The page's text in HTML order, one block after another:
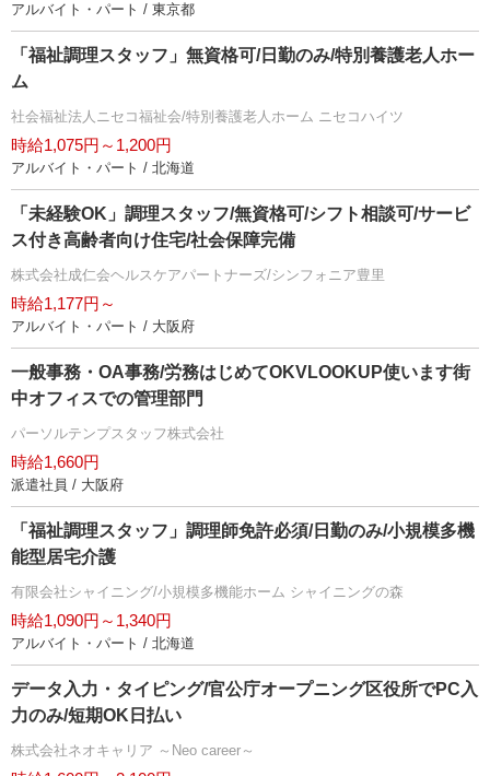
アルバイト・パート / 東京都
「福祉調理スタッフ」無資格可/日勤のみ/特別養護老人ホー
ム
社会福祉法人ニセコ福祉会/特別養護老人ホーム ニセコハイツ
時給1,075円～1,200円
アルバイト・パート / 北海道
「未経験OK」調理スタッフ/無資格可/シフト相談可/サービ
ス付き高齢者向け住宅/社会保障完備
株式会社成仁会ヘルスケアパートナーズ/シンフォニア豊里
時給1,177円～
アルバイト・パート / 大阪府
一般事務・OA事務/労務はじめてOKVLOOKUP使います街
中オフィスでの管理部門
パーソルテンプスタッフ株式会社
時給1,660円
派遣社員 / 大阪府
「福祉調理スタッフ」調理師免許必須/日勤のみ/小規模多機
能型居宅介護
有限会社シャイニング/小規模多機能ホーム シャイニングの森
時給1,090円～1,340円
アルバイト・パート / 北海道
データ入力・タイピング/官公庁オープニング区役所でPC入
力のみ/短期OK日払い
株式会社ネオキャリア ～Neo career～